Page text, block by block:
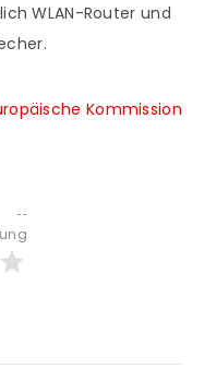
WLAN-Router und
Kommission